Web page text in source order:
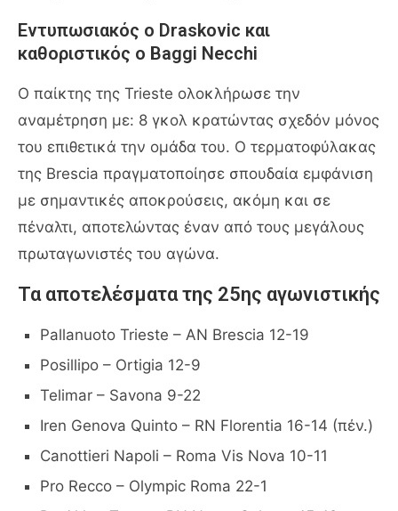
Εντυπωσιακός ο Draskovic και
καθοριστικός ο Baggi Necchi
Ο παίκτης της Trieste ολοκλήρωσε την
αναμέτρηση με: 8 γκολ κρατώντας σχεδόν μόνος
του επιθετικά την ομάδα του. Ο τερματοφύλακας
της Brescia πραγματοποίησε σπουδαία εμφάνιση
με σημαντικές αποκρούσεις, ακόμη και σε
πέναλτι, αποτελώντας έναν από τους μεγάλους
πρωταγωνιστές του αγώνα.
Τα αποτελέσματα της 25ης αγωνιστικής
Pallanuoto Trieste – AN Brescia 12-19
Posillipo – Ortigia 12-9
Telimar – Savona 9-22
Iren Genova Quinto – RN Florentia 16-14 (πέν.)
Canottieri Napoli – Roma Vis Nova 10-11
Pro Recco – Olympic Roma 22-1